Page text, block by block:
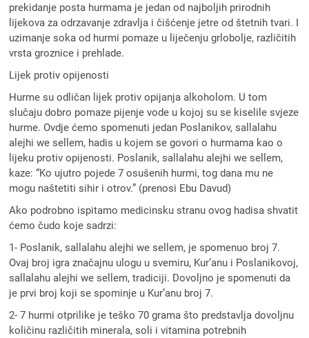
prekidanje posta hurmama je jedan od najboljih prirodnih
lijekova za odrzavanje zdravlja i čišćenje jetre od štetnih tvari. I
uzimanje soka od hurmi pomaze u liječenju grlobolje, različitih
vrsta groznice i prehlade.
Lijek protiv opijenosti
Hurme su odličan lijek protiv opijanja alkoholom. U tom
slučaju dobro pomaze pijenje vode u kojoj su se kiselile svjeze
hurme. Ovdje ćemo spomenuti jedan Poslanikov, sallalahu
alejhi we sellem, hadis u kojem se govori o hurmama kao o
lijeku protiv opijenosti. Poslanik, sallalahu alejhi we sellem,
kaze: “Ko ujutro pojede 7 osušenih hurmi, tog dana mu ne
mogu naštetiti sihir i otrov.” (prenosi Ebu Davud)
Ako podrobno ispitamo medicinsku stranu ovog hadisa shvatit
ćemo čudo koje sadrzi:
1- Poslanik, sallalahu alejhi we sellem, je spomenuo broj 7.
Ovaj broj igra značajnu ulogu u svemiru, Kur’anu i Poslanikovoj,
sallalahu alejhi we sellem, tradiciji. Dovoljno je spomenuti da
je prvi broj koji se spominje u Kur’anu broj 7.
2- 7 hurmi otprilike je teško 70 grama što predstavlja dovoljnu
količinu različitih minerala, soli i vitamina potrebnih